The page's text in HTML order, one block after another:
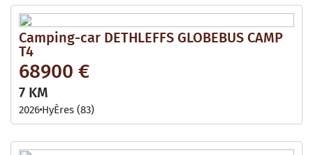
Camping-car DETHLEFFS GLOBEBUS CAMP
T4
68900 €
7 KM
2026 HyÈres (83)